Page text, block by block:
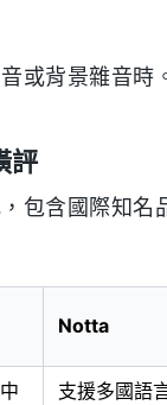
或背景雜音
評
包含國際知
Notta
支援多國語